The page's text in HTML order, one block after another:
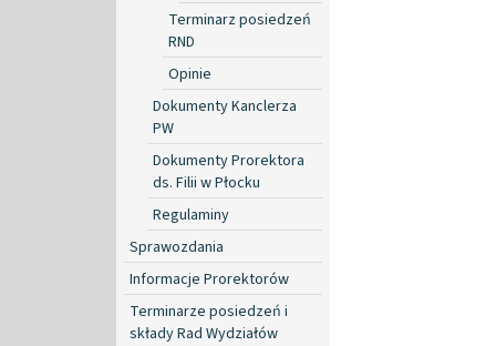
Terminarz posiedzeń
RND
Opinie
Dokumenty Kanclerza
PW
Dokumenty Prorektora
ds. Filii w Płocku
Regulaminy
Sprawozdania
Informacje Prorektorów
Terminarze posiedzeń i
składy Rad Wydziałów